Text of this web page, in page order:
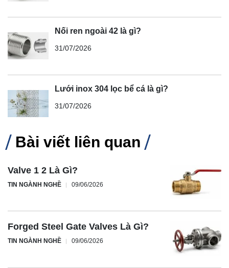
Nối ren ngoài 42 là gì?
31/07/2026
Lưới inox 304 lọc bể cá là gì?
31/07/2026
Bài viết liên quan
Valve 1 2 Là Gì?
TIN NGÀNH NGHỀ 09/06/2026
Forged Steel Gate Valves Là Gì?
TIN NGÀNH NGHỀ 09/06/2026